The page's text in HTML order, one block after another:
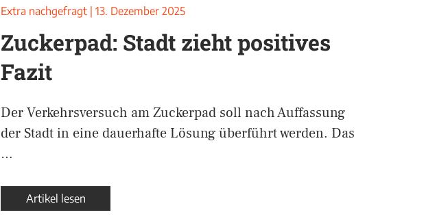
Extra nachgefragt 13. Dezember 2025
Zuckerpad: Stadt zieht positives
Fazit
Der Verkehrsversuch am Zuckerpad soll nach Auffassung
der Stadt in eine dauerhafte Lösung überführt werden. Das
…
Artikel lesen